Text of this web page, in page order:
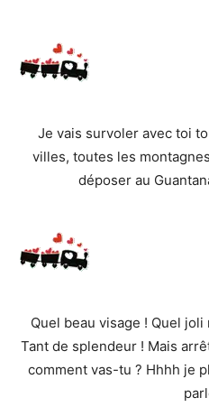
Je vais survoler avec toi
villes, toutes les
déposer au
Quel beau visage ! Quel
Tant de splendeur ! Mais
comment vas-tu ? Hhhh je